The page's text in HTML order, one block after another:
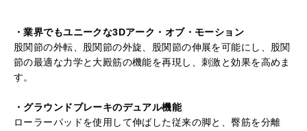
・業界でもユニークな3Dアーク・オブ・モーション
股関節の外転、股関節の外旋、股関節の伸展を可能にし、股関
節の最適な力学と大殿筋の機能を再現し、刺激と効果を高めま
す。
・グラウンドブレーキのデュアル機能
ローラーパッドを使用して伸ばした従来の脚と、臀筋を分離